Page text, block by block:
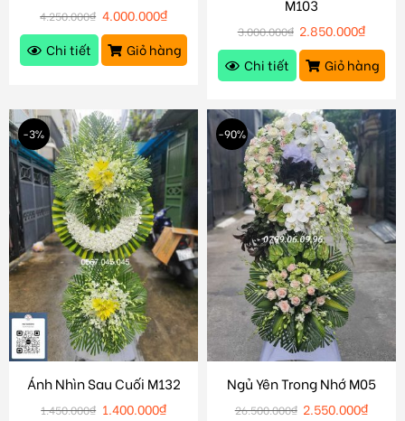
4.250.000₫ 4.000.000₫
Chi tiết
Giỏ hàng
M103
3.000.000₫ 2.850.000₫
Chi tiết
Giỏ hàng
-3%
Ánh Nhìn Sau Cuối M132
1.450.000₫ 1.400.000₫
-90%
Ngủ Yên Trong Nhớ M05
26.500.000₫ 2.550.000₫